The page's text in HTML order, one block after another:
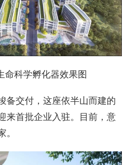
命科学孵化器效果图
备交付，这座依半山而建的
来首批企业入驻。目前，意
。